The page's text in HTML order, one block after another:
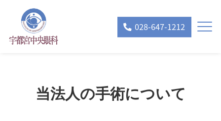
028-647-1212
当法人の手術について